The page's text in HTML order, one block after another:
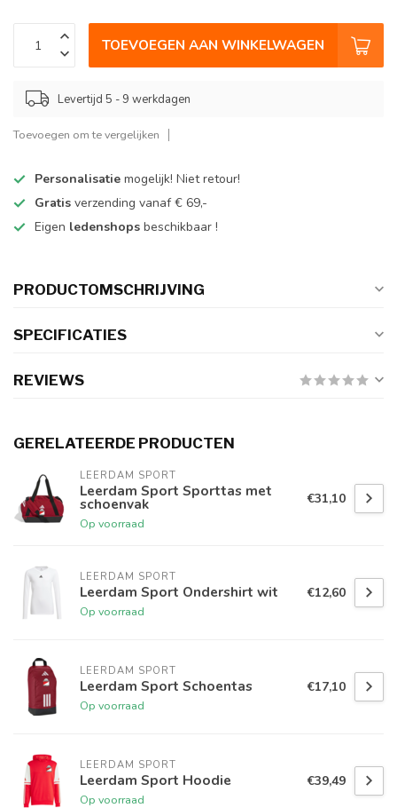
TOEVOEGEN AAN WINKELWAGEN
Levertijd 5 - 9 werkdagen
Toevoegen om te vergelijken
Personalisatie mogelijk! Niet retour!
Gratis verzending vanaf € 69,-
Eigen ledenshops beschikbaar !
PRODUCTOMSCHRIJVING
SPECIFICATIES
REVIEWS
GERELATEERDE PRODUCTEN
LEERDAM SPORT
Leerdam Sport Sporttas met
schoenvak
Op voorraad
€31,10
LEERDAM SPORT
Leerdam Sport Ondershirt wit
Op voorraad
€12,60
LEERDAM SPORT
Leerdam Sport Schoentas
Op voorraad
€17,10
LEERDAM SPORT
Leerdam Sport Hoodie
Op voorraad
€39,49